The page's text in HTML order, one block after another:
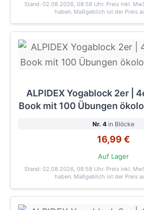
Stand: 02.08.2026, 08:58 Uhr. Preis inkl.
haben. Maßgeblich ist der Preis
ALPIDEX Yogablock 2er |
Book mit 100 Übungen
Nr. 4in Blöcke
16,99 €
Auf Lager
Stand: 02.08.2026, 08:58 Uhr. Preis inkl.
haben. Maßgeblich ist der Preis